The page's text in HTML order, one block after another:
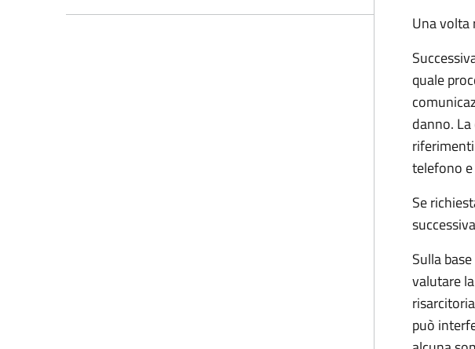
Una volta
quale
danno.
telefono
Se
Sulla
valutare
può